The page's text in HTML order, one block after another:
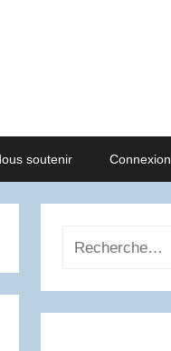
soutenir Connexion
Recherche
: